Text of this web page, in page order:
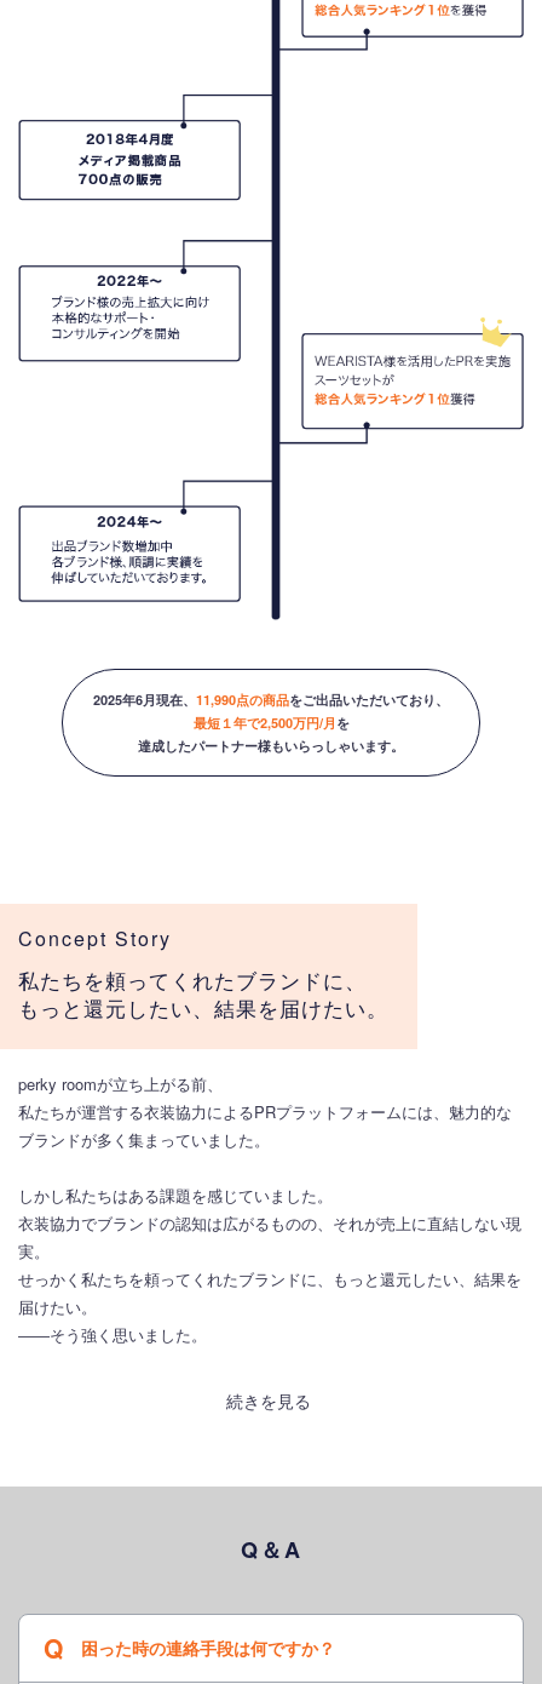
2025年6月現在、 11,990点の商品をご出品いただいており、
最短１年で2,500万円/月 を
達成したパートナー様もいらっしゃいます。
Concept Story
私たちを頼ってくれたブランドに、
もっと還元したい、結果を届けたい。
perky roomが立ち上がる前、
私たちが運営する衣装協力によるPRプラットフォームには、魅力的な
ブランドが多く集まっていました。
しかし私たちはある課題を感じていました。
衣装協力でブランドの認知は広がるものの、それが売上に直結しない現
実。
せっかく私たちを頼ってくれたブランドに、もっと還元したい、結果を
届けたい。
――そう強く思いました。
続きを見る
Q＆A
Q 困った時の連絡手段は何ですか？